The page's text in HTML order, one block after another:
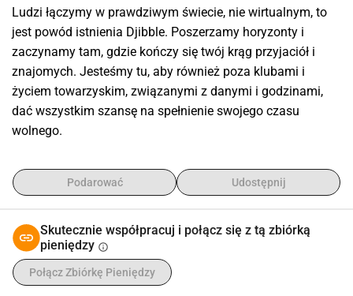
Ludzi łączymy w prawdziwym świecie, nie wirtualnym, to
jest powód istnienia Djibble. Poszerzamy horyzonty i
zaczynamy tam, gdzie kończy się twój krąg przyjaciół i
znajomych. Jesteśmy tu, aby również poza klubami i
życiem towarzyskim, związanymi z danymi i godzinami,
dać wszystkim szansę na spełnienie swojego czasu
wolnego.
Podarować Udostępnij
Skutecznie współpracuj i połącz się z tą zbiórką
pieniędzy info
Połącz Zbiórkę Pieniędzy